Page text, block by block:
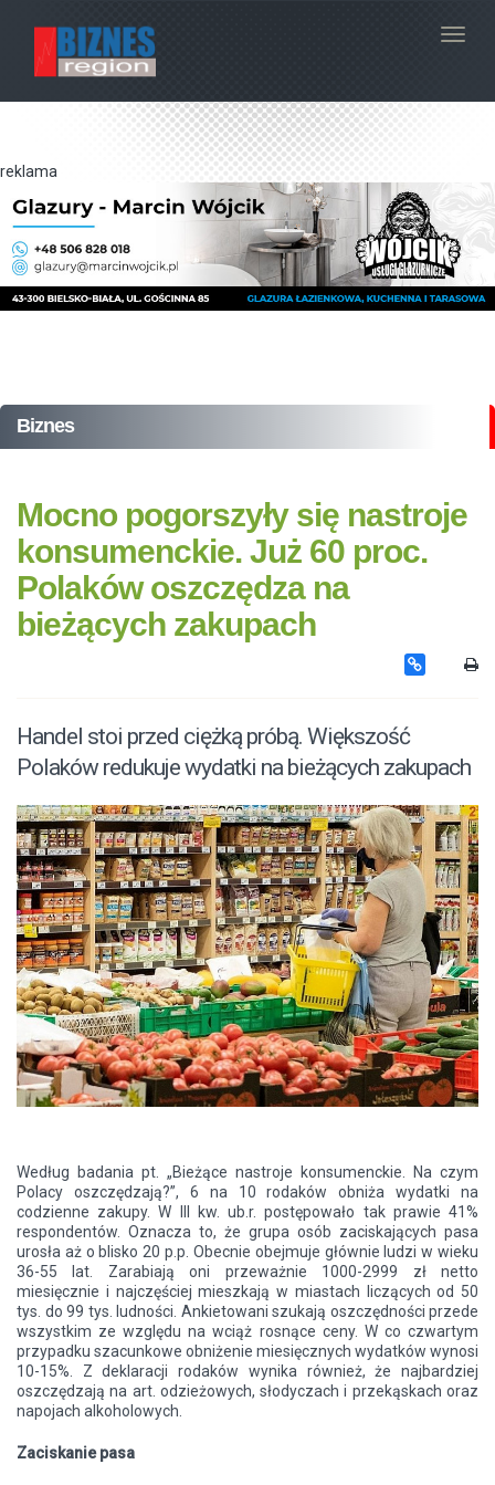
reklama
Biznes
Mocno pogorszyły się nastroje
konsumenckie. Już 60 proc.
Polaków oszczędza na
bieżących zakupach
Handel stoi przed ciężką próbą. Większość
Polaków redukuje wydatki na bieżących zakupach
Według badania pt. „Bieżące nastroje konsumenckie. Na czym
Polacy oszczędzają?”, 6 na 10 rodaków obniża wydatki na
codzienne zakupy. W III kw. ub.r. postępowało tak prawie 41%
respondentów. Oznacza to, że grupa osób zaciskających pasa
urosła aż o blisko 20 p.p. Obecnie obejmuje głównie ludzi w wieku
36-55 lat. Zarabiają oni przeważnie 1000-2999 zł netto
miesięcznie i najczęściej mieszkają w miastach liczących od 50
tys. do 99 tys. ludności. Ankietowani szukają oszczędności przede
wszystkim ze względu na wciąż rosnące ceny. W co czwartym
przypadku szacunkowe obniżenie miesięcznych wydatków wynosi
10-15%. Z deklaracji rodaków wynika również, że najbardziej
oszczędzają na art. odzieżowych, słodyczach i przekąskach oraz
napojach alkoholowych.
Zaciskanie pasa